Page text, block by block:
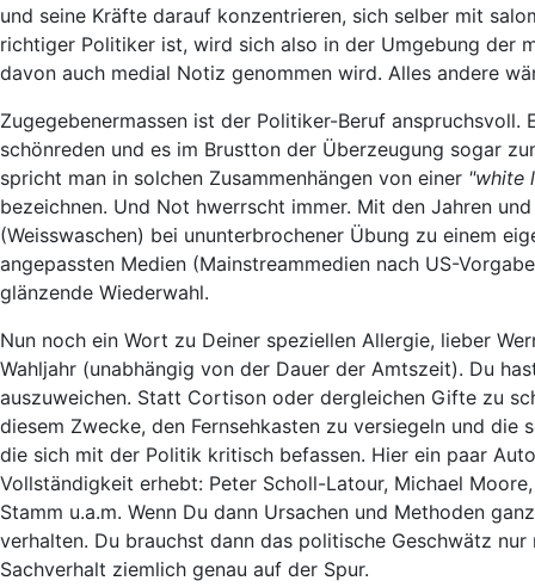
und seine Kräfte darauf konzentrieren, sich selber mit
richtiger Politiker ist, wird sich also in der Umgebung der
davon auch medial Notiz genommen wird. Alles andere
Zugegebenermassen ist der Politiker-Beruf
schönreden und es im Brustton der Überzeugung sogar
spricht man in solchen Zusammenhängen von einer "white
bezeichnen. Und Not hwerrscht immer. Mit den Jahren
(Weisswaschen) bei ununterbrochener Übung zu einem
angepassten Medien (Mainstreammedien nach US-
glänzende Wiederwahl.
Nun noch ein Wort zu Deiner speziellen Allergie, lieber
Wahljahr (unabhängig von der Dauer der Amtszeit). Du
auszuweichen. Statt Cortison oder dergleichen Gifte zu
diesem Zwecke, den Fernsehkasten zu versiegeln und
die sich mit der Politik kritisch befassen. Hier ein paar
Vollständigkeit erhebt: Peter Scholl-Latour, Michael
Stamm u.a.m. Wenn Du dann Ursachen und Methoden
verhalten. Du brauchst dann das politische Geschwätz
Sachverhalt ziemlich genau auf der Spur.